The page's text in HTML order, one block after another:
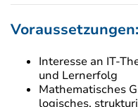
Voraussetzungen:
Interesse an IT-
und Lernerfolg
Mathematisches
logisches,